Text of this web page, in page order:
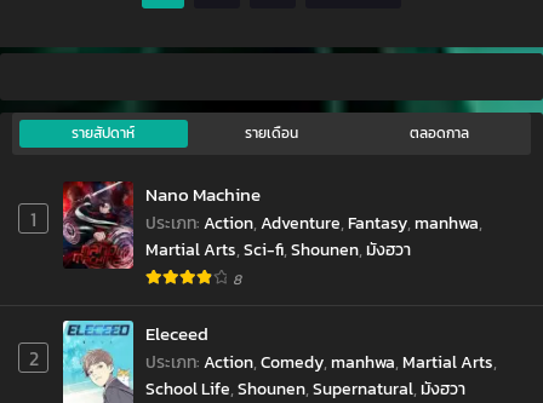
รายสัปดาห์ รายเดือน ตลอดกาล
1
Nano Machine
ประเภท:Action,Adventure,Fantasy,manhwa,
Martial Arts,Sci-fi,Shounen,มังฮวา
8
2
Eleceed
ประเภท:Action,Comedy,manhwa,Martial Arts,
School Life,Shounen,Supernatural,มังฮวา